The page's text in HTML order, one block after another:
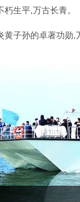
生平,万古长青。
子孙的卓著功勋,